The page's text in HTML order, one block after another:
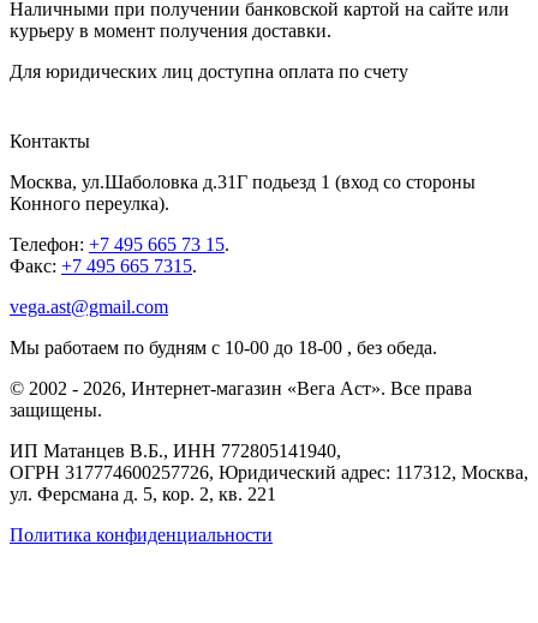
Наличными при получении банковской картой на сайте или
курьеру в момент получения доставки.
Для юридических лиц доступна оплата по счету
Контакты
Москва, ул.Шаболовка д.31Г подьезд 1 (вход со стороны
Конного переулка).
Телефон: +7 495 665 73 15.
Факс: +7 495 665 7315.
vega.ast@gmail.com
Мы работаем по будням с 10-00 до 18-00 , без обеда.
© 2002 - 2026, Интернет-магазин «Вега Аст». Все права
защищены.
ИП Матанцев В.Б., ИНН 772805141940,
ОГРН 317774600257726, Юридический адрес: 117312, Москва,
ул. Ферсмана д. 5, кор. 2, кв. 221
Политика конфиденциальности